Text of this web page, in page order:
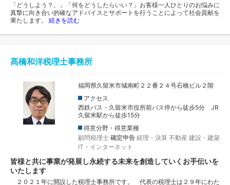
「どうしよう？、」「何をどうしたらいい？」お客様一人ひとりのお悩みに
真摯に向き合い的確なアドバイスとサポートを行うことによって社会貢献を
果たします。 続きを読む
髙橋和洋税理士事務所
福岡県久留米市城南町２２番２４号石橋ビル２階
アクセス
西鉄バス・久留米市役所前バス停から徒歩5分 JR
久留米駅から徒歩15分
得意分野・得意業種
顧問税理士 確定申告 経理・決算 不動産 建設・建築
IT・インターネット
皆様と共に事業が発展し永続する未来を創造していくお手伝いを
いたします
２０２１年に開設した税理士事務所です。 代表の税理士は２９年にわた